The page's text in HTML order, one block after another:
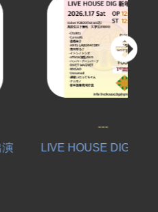
LIVE HOUSE DIG 新年会